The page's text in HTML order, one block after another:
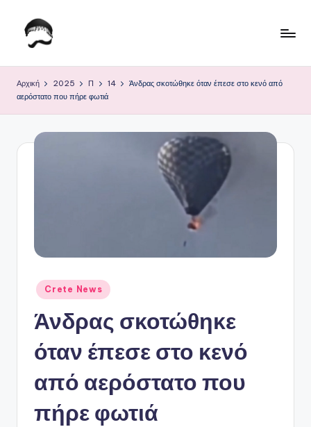
Μετάβαση
ο
Κ
P
Αρχική 2025 Π 14
Άνδρας σκοτώθηκε όταν έπεσε στο κενό από
αερόστατο που πήρε φωτιά
Αναρτήθηκε
σε
Crete News
Άνδρας σκοτώθηκε
όταν έπεσε στο κενό
από αερόστατο που
πήρε φωτιά